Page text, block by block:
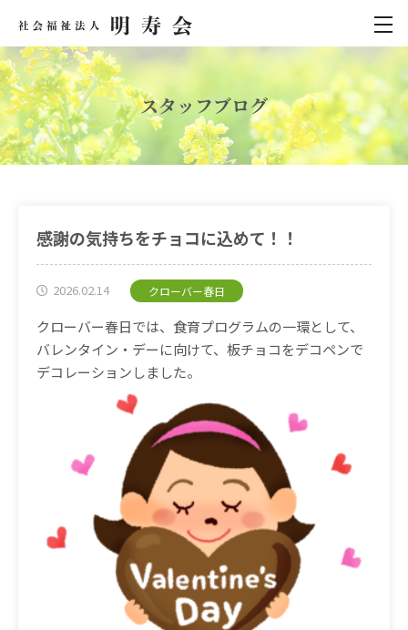
スタッフブログ
感謝の気持ちをチョコに込めて！！
2026.02.14 クローバー春日
クローバー春日では、食育プログラムの一環として、
バレンタイン・デーに向けて、板チョコをデコペンで
デコレーションしました。